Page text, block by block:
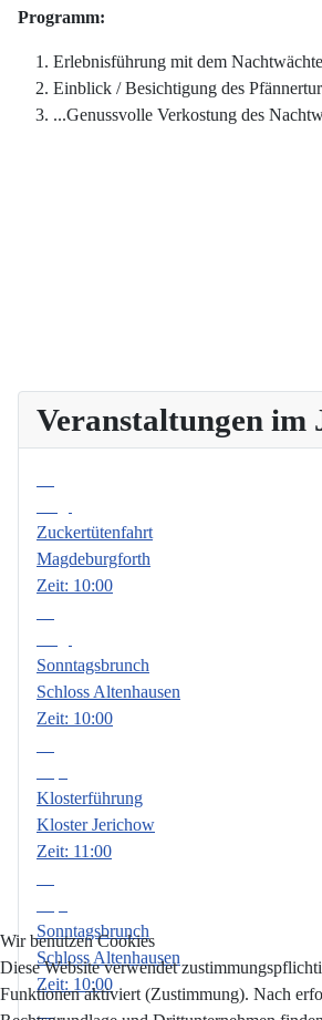
Veranstaltungen im
Zuckertütenfahrt
Magdeburgforth
Zeit: 10:00
Sonntagsbrunch
Schloss Altenhausen
Zeit: 10:00
Klosterführung
Kloster Jerichow
Zeit: 11:00
Sonntagsbrunch
Schloss Altenhausen
Zeit: 10:00
Programm:
Erlebnisführung mit dem
Einblick / Besichtigung des
...Genussvolle Verkostung des
Wir benutzen Cookies
Diese Website verwendet
Funktionen aktiviert (Zustimmung). Nach